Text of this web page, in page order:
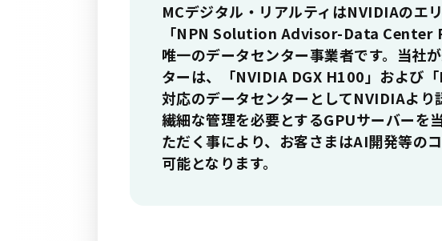
MCデジタル・リアルティはNVIDIAのエ
「NPN Solution Advisor-Data Center
唯一のデータセンター事業者です。当社
ターは、「NVIDIA DGX H100」および
対応のデータセンターとしてNVIDIAより
繊細な管理を必要とするGPUサーバーを
ただく事により、お客さまはAI開発等の
可能となります。